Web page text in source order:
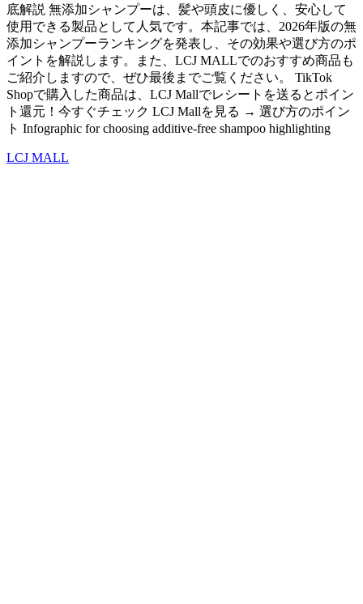
底解説 無添加シャンプーは、髪や頭皮に優しく、安心して
使用できる製品として人気です。本記事では、2026年版の無
添加シャンプーランキングを発表し、その効果や選び方のポ
イントを解説します。また、LCJ MALLでのおすすめ商品も
ご紹介しますので、ぜひ最後までご覧ください。 TikTok
Shopで購入した商品は、LCJ Mallでレシートを送るとポイン
ト還元！今すぐチェック LCJ Mallを見る → 選び方のポイン
ト Infographic for choosing additive-free shampoo highlighting
LCJ MALL